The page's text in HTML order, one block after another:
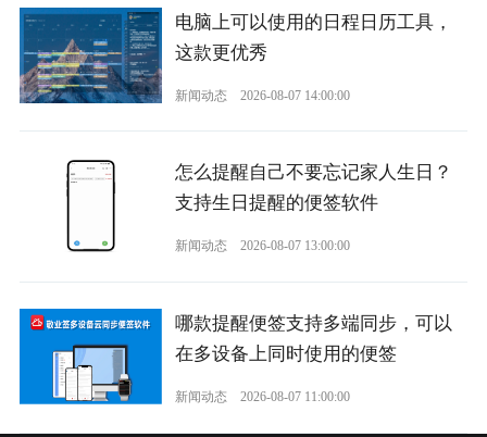
电脑上可以使用的日程日历工具，
这款更优秀
新闻动态 2026-08-07 14:00:00
怎么提醒自己不要忘记家人生日？
支持生日提醒的便签软件
新闻动态 2026-08-07 13:00:00
哪款提醒便签支持多端同步，可以
在多设备上同时使用的便签
新闻动态 2026-08-07 11:00:00